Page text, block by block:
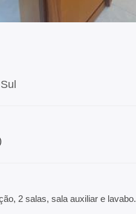
2 salas, sala auxiliar e lavabo.